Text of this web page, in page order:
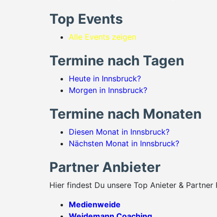
Top Events
Alle Events zeigen
Termine nach Tagen
Heute in Innsbruck?
Morgen in Innsbruck?
Termine nach Monaten
Diesen Monat in Innsbruck?
Nächsten Monat in Innsbruck?
Partner Anbieter
Hier findest Du unsere Top Anieter & Partner
Medienweide